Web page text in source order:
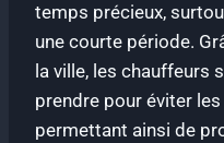
temps précieux,
une courte période.
la ville, les chauffeurs
prendre pour éviter
permettant ainsi de